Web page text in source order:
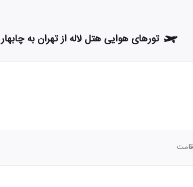
تورهای هوایی هتل لاله از تهران به چابهار